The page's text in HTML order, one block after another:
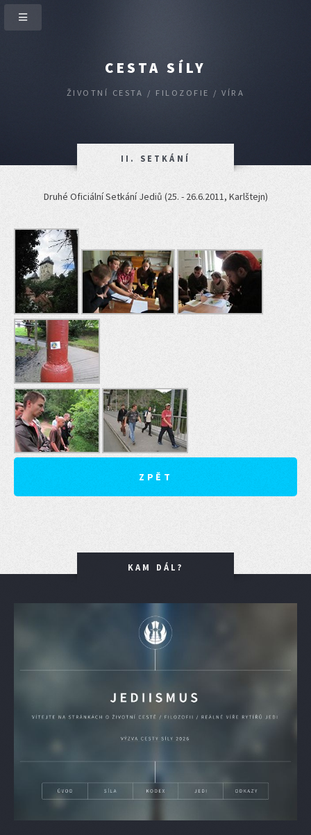
CESTA SÍLY
ŽIVOTNÍ CESTA / FILOZOFIE / VÍRA
II. SETKÁNÍ
Druhé Oficiální Setkání Jediů (25. - 26.6.2011, Karlštejn)
ZPĚT
KAM DÁL?